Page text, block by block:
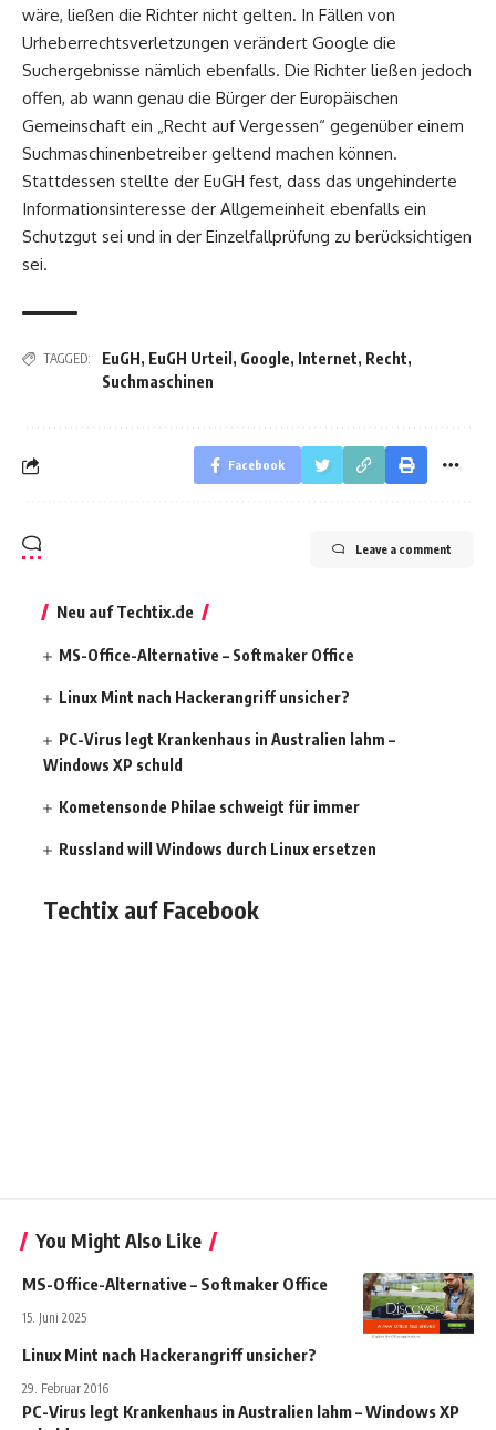
wäre, ließen die Richter nicht gelten. In Fällen von
Urheberrechtsverletzungen verändert Google die
Suchergebnisse nämlich ebenfalls. Die Richter ließen jedoch
offen, ab wann genau die Bürger der Europäischen
Gemeinschaft ein „Recht auf Vergessen“ gegenüber einem
Suchmaschinenbetreiber geltend machen können.
Stattdessen stellte der EuGH fest, dass das ungehinderte
Informationsinteresse der Allgemeinheit ebenfalls ein
Schutzgut sei und in der Einzelfallprüfung zu berücksichtigen
sei.
TAGGED: EuGH , EuGH Urteil , Google, Internet, Recht,
Suchmaschinen
Facebook
Leave a comment
Neu auf Techtix.de
MS-Office-Alternative – Softmaker Office
Linux Mint nach Hackerangriff unsicher?
PC-Virus legt Krankenhaus in Australien lahm –
Windows XP schuld
Kometensonde Philae schweigt für immer
Russland will Windows durch Linux ersetzen
Techtix auf Facebook
You Might Also Like
MS-Office-Alternative – Softmaker Office
15. Juni 2025
Linux Mint nach Hackerangriff unsicher?
29. Februar 2016
PC-Virus legt Krankenhaus in Australien lahm – Windows XP